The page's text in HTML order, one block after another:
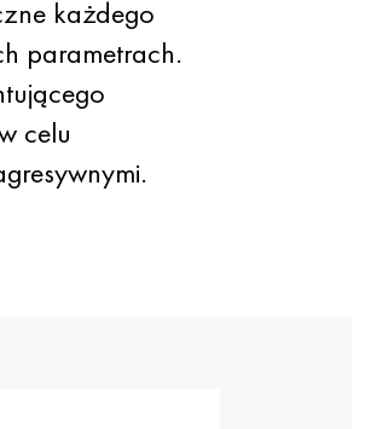
każdego
parametrach.
celu